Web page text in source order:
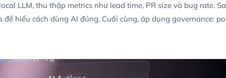
LLM, thu thập metrics như lead time, PR size và bug rate.
hiểu cách dùng AI đúng. Cuối cùng, áp dụng governance: